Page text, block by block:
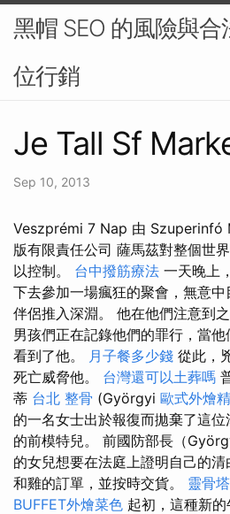
黑帽 SEO 的風險與
位行銷
Je Tall Sf
Sep 10, 2013
Veszprémi 7 Nap 由 Szuperinfó
版有限責任公司 薩馬茲對整個世
以控制。 台中撥筋療法 一天晚上
下去參加一場瘋狂的聚會，無意
伴侶推入深淵。 他在他們注意到
男孩們正在記錄他們的罪行，當
看到了他。 月子餐多少錢 從此，
死亡威脅他。 台灣還可以土葬嗎
蒂 台北 整骨 (Györgyi 歐式外燴
的一名女士出於報復而拋棄了這
的前模特兒。 前國防部長（
的女兒想要在法庭上證明自己的
和雞的訂單，並按時交貨。 靈骨塔
BUFFET外燴菜色 起初，這種新